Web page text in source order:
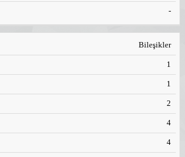
-
Bileşikler
1
1
2
4
4